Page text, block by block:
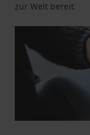
zur Welt bereit.